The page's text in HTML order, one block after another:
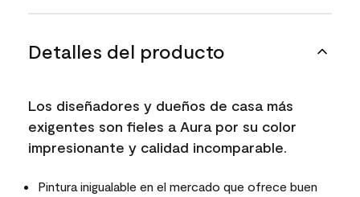
Detalles del producto
Los diseñadores y dueños de casa más
exigentes son fieles a Aura por su color
impresionante y calidad incomparable.
Pintura inigualable en el mercado que ofrece buen